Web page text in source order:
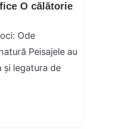
O călătorie
Ode
Peisajele au
și legatura de